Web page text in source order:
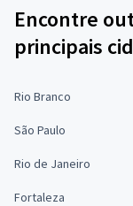
Encontre
principais
Rio Branco
São Paulo
Rio de Janeiro
Fortaleza